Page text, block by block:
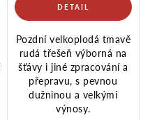
Pozdní velkoplodá tmavě
rudá třešeň výborná na
šťávy i jiné zpracování a
přepravu, s pevnou
dužninou a velkými
výnosy.